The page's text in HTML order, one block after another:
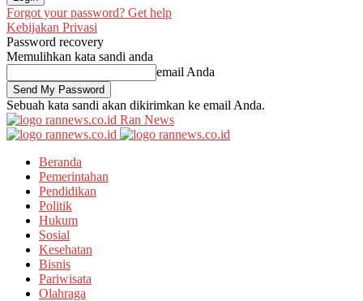
Forgot your password? Get help
Kebijakan Privasi
Password recovery
Memulihkan kata sandi anda
email Anda
Sebuah kata sandi akan dikirimkan ke email Anda.
Ran News
Beranda
Pemerintahan
Pendidikan
Politik
Hukum
Sosial
Kesehatan
Bisnis
Pariwisata
Olahraga